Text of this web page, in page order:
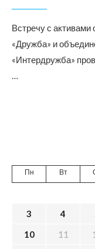
Встречу с
«Дружба» и
«Интердружба»
…
Пн Вт
3
4
10
11